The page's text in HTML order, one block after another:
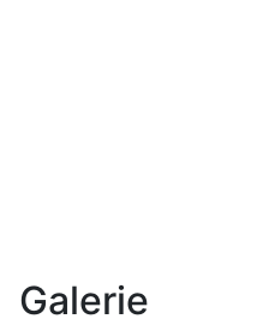
Galerie